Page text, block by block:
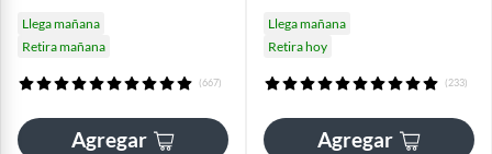
Llega mañana
Retira mañana
(667)
Agregar
Llega mañana
Retira hoy
(233)
Agregar